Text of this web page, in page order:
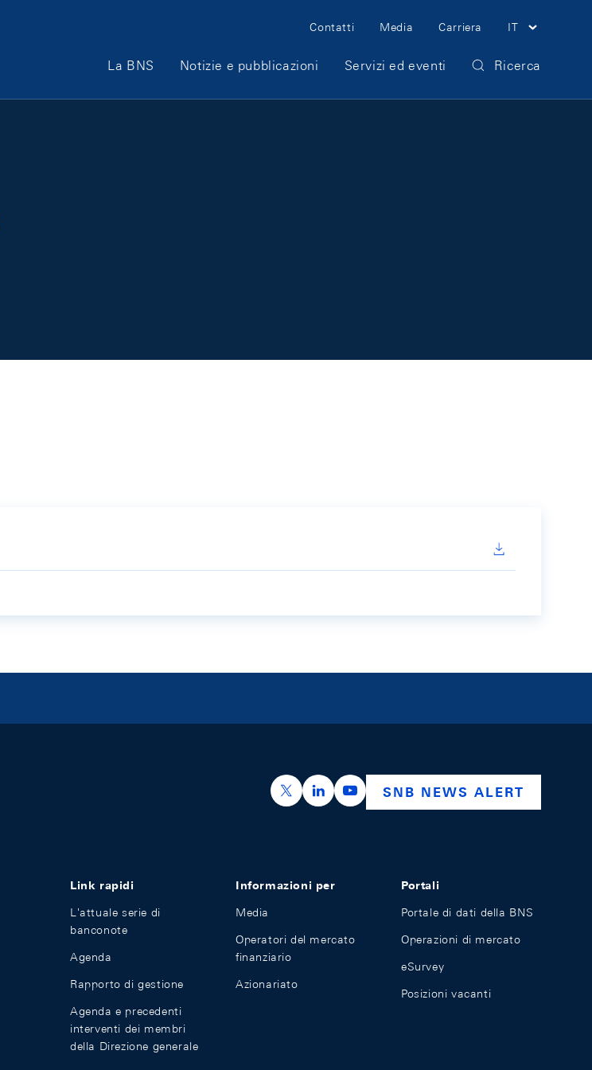
Meta Navigation
Contatti Media Carriera IT
Main Navigation
La BNS Notizie e pubblicazioni Servizi ed eventi Ricerca
https://x.com/snb_bns
https://ch.linkedin.com/company/swiss-
https://www.youtube.com/
SNB NEWS ALERT
Link rapidi
L'attuale serie di
banconote
Agenda
Rapporto di gestione
Agenda e precedenti
interventi dei membri
della Direzione generale
Informazioni per
Media
Operatori del mercato
finanziario
Azionariato
Portali
Portale di dati della BNS
Operazioni di mercato
eSurvey
Posizioni vacanti